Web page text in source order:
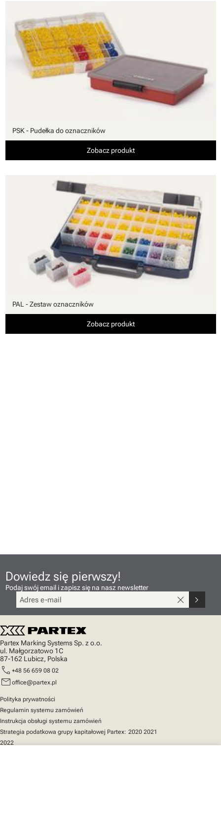
PSK - Pudełka do oznaczników
Zobacz produkt
PAL - Zestaw oznaczników
Zobacz produkt
Dowiedz się pierwszy!
Podaj swój email i zapisz się na nasz newsletter
close chevron_right
Partex Marking Systems Sp. z o.o.
ul. Małgorzatowo 1C
87-162 Lubicz, Polska
call +48 56 659 08 02
mail office@partex.pl
Polityka prywatności
Regulamin systemu zamówień
Instrukcja obsługi systemu zamówień
Strategia podatkowa grupy kapitałowej Partex: 2020 2021
2022